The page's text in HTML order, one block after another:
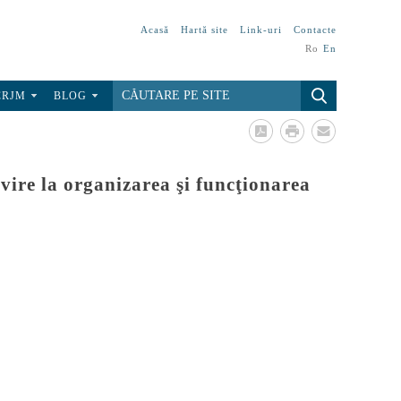
Acasă Hartă site Link-uri
Contacte
Ro En
BLOG
la organizarea şi funcţionarea